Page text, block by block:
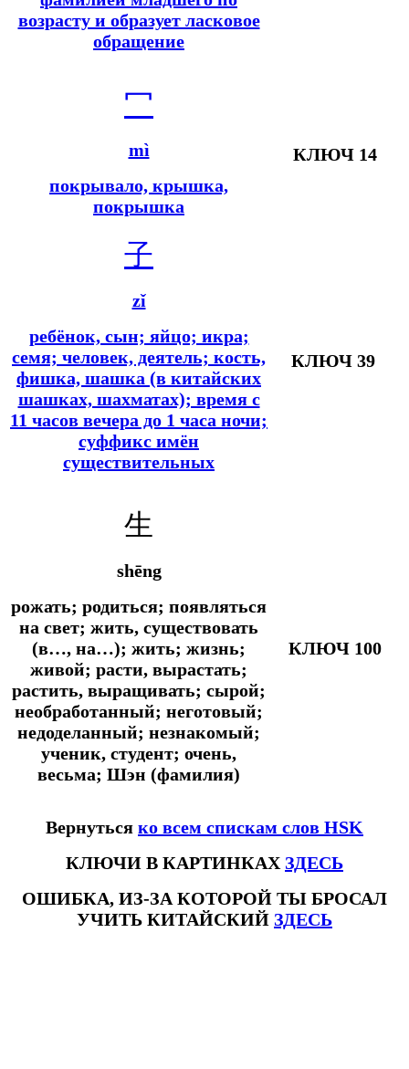
возрасту и образует ласковое
обращение
冖
mì
покрывало, крышка,
покрышка
КЛЮЧ 14
子
zǐ
ребёнок, сын; яйцо; икра;
семя; человек, деятель; кость,
фишка, шашка (в китайских
шашках, шахматах); время с
11 часов вечера до 1 часа ночи;
суффикс имён
существительных
КЛЮЧ 39
生
shēng
рожать; родиться; появляться
на свет; жить, существовать
(в…, на…); жить; жизнь;
живой; расти, вырастать;
растить, выращивать; сырой;
необработанный; неготовый;
недоделанный; незнакомый;
ученик, студент; очень,
весьма; Шэн (фамилия)
КЛЮЧ 100
Вернуться ко всем спискам слов HSK
КЛЮЧИ В КАРТИНКАХ ЗДЕСЬ
ОШИБКА, ИЗ-ЗА КОТОРОЙ ТЫ БРОСАЛ
УЧИТЬ КИТАЙСКИЙ ЗДЕСЬ